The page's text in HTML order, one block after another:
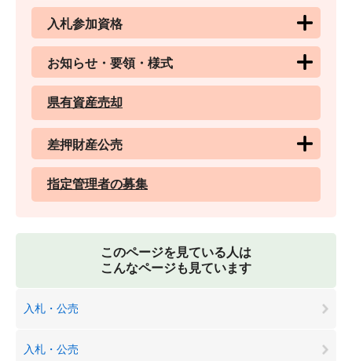
入札参加資格
お知らせ・要領・様式
県有資産売却
差押財産公売
指定管理者の募集
このページを見ている人は
こんなページも見ています
入札・公売
入札・公売